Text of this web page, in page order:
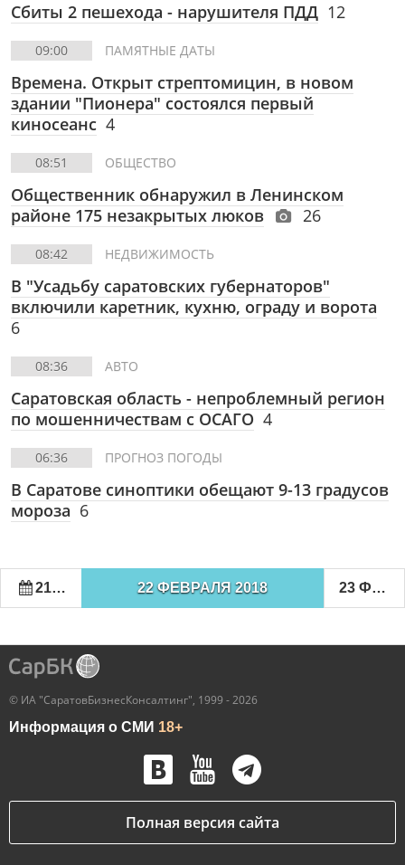
Сбиты 2 пешехода - нарушителя ПДД 12
09:00 ПАМЯТНЫЕ ДАТЫ
Времена. Открыт стрептомицин, в новом
здании "Пионера" состоялся первый
киносеанс 4
08:51 ОБЩЕСТВО
Общественник обнаружил в Ленинском
районе 175 незакрытых люков
26
08:42 НЕДВИЖИМОСТЬ
В "Усадьбу саратовских губернаторов"
включили каретник, кухню, ограду и ворота
6
08:36 АВТО
Саратовская область - непроблемный регион
по мошенничествам с ОСАГО 4
06:36 ПРОГНОЗ ПОГОДЫ
В Саратове синоптики обещают 9-13 градусов
мороза 6
21 ФЕВРАЛЯ 2018 22 ФЕВРАЛЯ 2018 23 ФЕВРАЛЯ 2018
© ИА "СаратовБизнесКонсалтинг", 1999 - 2026
Информация о СМИ 18+
Полная версия сайта